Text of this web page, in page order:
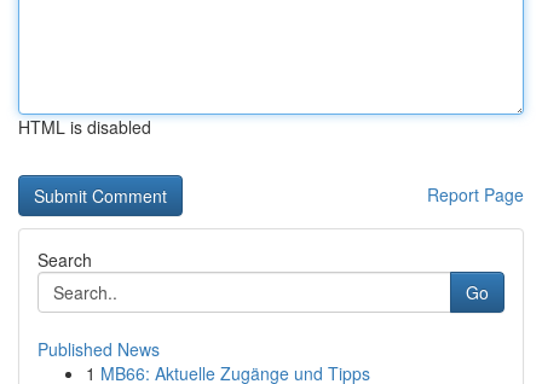
HTML is disabled
Report Page
Search
Go
Published News
1 MB66: Aktuelle Zugänge und Tipps